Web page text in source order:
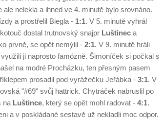
ale nelekla a ihned ve 4. minutě bylo srovnáno.
a prostřelil Biegla - 1:1. V 5. minutě vyhrál
dostal trutnovský snajpr Luštinec a
prvně, se opět nemýlil - 2:1. V 9. minutě hráli
ji naprosto famózně. Šimoníček si počkal s
na modré Procházku, ten přesným pasem
prosadil pod vyrážečku Jeřábka - 3:1. V
"#69" svůj hattrick. Chytráček nabruslil po
na Luštince, který se opět mohl radovat - 4:1.
a v poskládané sestavě už nekladli moc odpor.